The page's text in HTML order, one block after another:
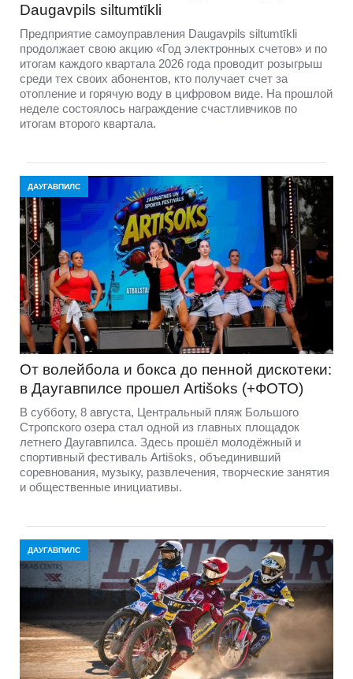
Daugavpils siltumtīkli
Предприятие самоуправления Daugavpils siltumtīkli
продолжает свою акцию «Год электронных счетов» и по
итогам каждого квартала 2026 года проводит розыгрыш
среди тех своих абонентов, кто получает счет за
отопление и горячую воду в цифровом виде. На прошлой
неделе состоялось награждение счастливчиков по
итогам второго квартала.
ДАУГАВПИЛС
От волейбола и бокса до пенной дискотеки:
в Даугавпилсе прошел Artišoks (+ФОТО)
В субботу, 8 августа, Центральный пляж Большого
Стропского озера стал одной из главных площадок
летнего Даугавпилса. Здесь прошёл молодёжный и
спортивный фестиваль Artišoks, объединивший
соревнования, музыку, развлечения, творческие занятия
и общественные инициативы.
ДАУГАВПИЛС